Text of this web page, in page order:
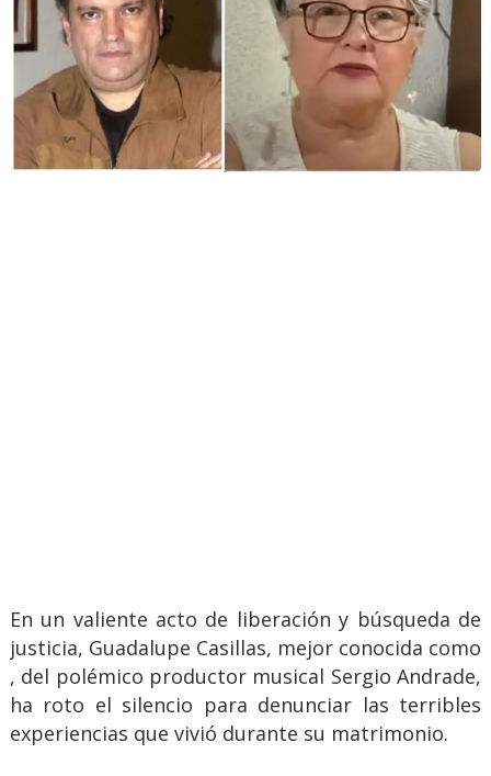
En un valiente acto de liberación y búsqueda de
justicia, Guadalupe Casillas, mejor conocida como
, del polémico productor musical Sergio Andrade,
ha roto el silencio para denunciar las terribles
experiencias que vivió durante su matrimonio.